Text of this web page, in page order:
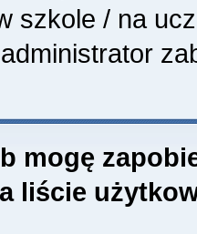
szkole / na
mogę
liście